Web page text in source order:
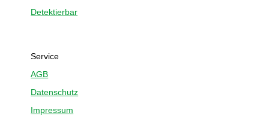
Detektierbar
Service
AGB
Datenschutz
Impressum